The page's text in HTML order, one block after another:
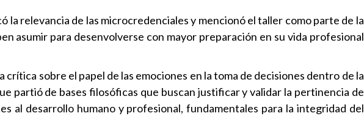
relevancia de las microcredenciales y mencionó el taller como parte de la
asumir para desenvolverse con mayor preparación en su vida profesional
sobre el papel de las emociones en la toma de decisiones dentro de la
partió de bases filosóficas que buscan justificar y validar la pertinencia de
al desarrollo humano y profesional, fundamentales para la integridad del